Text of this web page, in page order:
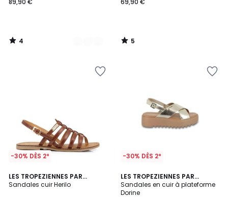
89,90 €
4
/
69,90 €
5
/
-30% DÈS 2*
LES TROPEZIENNES PAR
M.BELARBI
Sandales cuir Herilo
4,8
/ 5
-30% DÈS 2*
LES TROPEZIENNES PAR
M.BELARBI
Sandales en cuir à plateforme
Dorine
5
/
5
2
Couleurs